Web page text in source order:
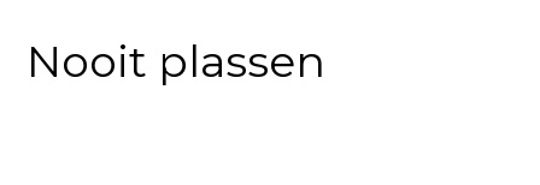
Nooit plassen